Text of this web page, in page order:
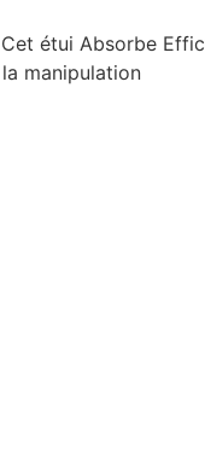
étui Absorbe
manipulation